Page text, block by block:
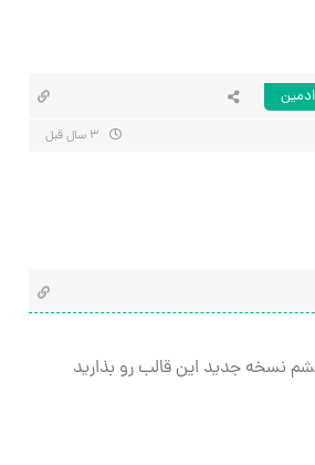
ادمین
نسخه جدید این قالب رو بذارید